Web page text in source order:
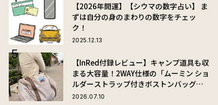
【2026年開運】【シウマの数字占い】 ま
ずは自分の身のまわりの数字をチェッ
ク！
2025.12.13
【InRed付録レビュー】キャンプ道具も収
まる大容量！2WAY仕様の「ムーミン ショ
ルダーストラップ付きボストンバッグ」
が夏旅におすすめな理由
2026.07.10